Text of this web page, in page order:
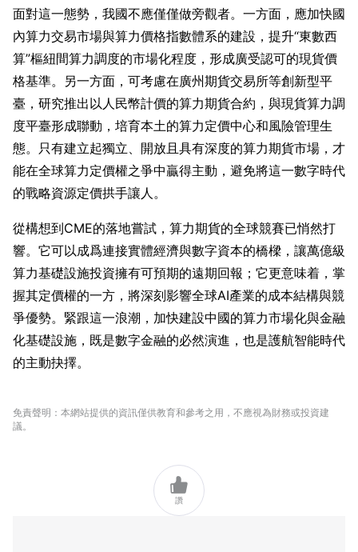
面對這一態勢，我國不應僅僅做旁觀者。一方面，應加快國
內算力交易市場與算力價格指數體系的建設，提升“東數西
算”樞紐間算力調度的市場化程度，形成廣受認可的現貨價
格基準。另一方面，可考慮在廣州期貨交易所等創新型平
臺，研究推出以人民幣計價的算力期貨合約，與現貨算力調
度平臺形成聯動，培育本土的算力定價中心和風險管理生
態。只有建立起獨立、開放且具有深度的算力期貨市場，才
能在全球算力定價權之爭中贏得主動，避免將這一數字時代
的戰略資源定價拱手讓人。
從構想到CME的落地嘗試，算力期貨的全球競賽已悄然打
響。它可以成爲連接實體經濟與數字資本的橋樑，讓萬億級
算力基礎設施投資擁有可預期的遠期回報；它更意味着，掌
握其定價權的一方，將深刻影響全球AI產業的成本結構與競
爭優勢。緊跟這一浪潮，加快建設中國的算力市場化與金融
化基礎設施，既是數字金融的必然演進，也是護航智能時代
的主動抉擇。
免責聲明：本網站提供的資訊僅供教育和參考之用，不應視為財務或投資建
議。

讚